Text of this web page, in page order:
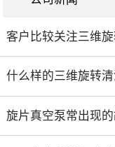
什么样的三维旋转
旋片真空泵常出现